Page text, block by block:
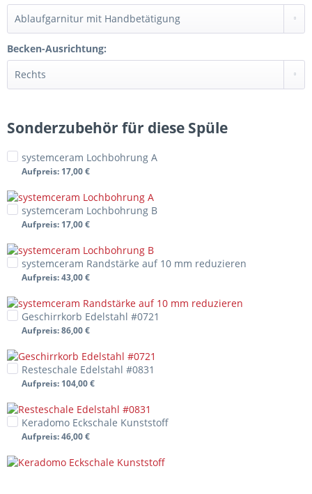
Becken-Ausrichtung:
Sonderzubehör für diese Spüle
systemceram Lochbohrung A
Aufpreis: 17,00 €
systemceram Lochbohrung B
Aufpreis: 17,00 €
systemceram Randstärke auf 10 mm reduzieren
Aufpreis: 43,00 €
Geschirrkorb Edelstahl #0721
Aufpreis: 86,00 €
Resteschale Edelstahl #0831
Aufpreis: 104,00 €
Keradomo Eckschale Kunststoff
Aufpreis: 46,00 €